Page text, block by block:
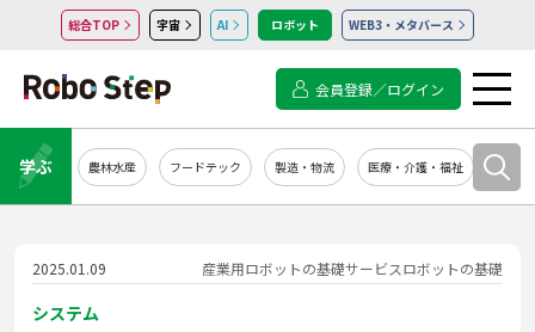
総合TOP 宇宙 AI ロボット WEB3・メタバース
会員登録／ログイン
学ぶ 農林水産 フードテック 製造・物流 医療・介護・福祉 シス
2025.01.09 産業用ロボットの基礎サービスロボットの基礎
システム